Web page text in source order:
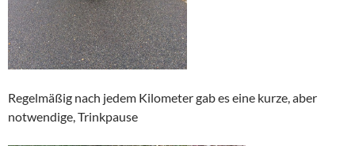
Regelmäßig nach jedem Kilometer gab es eine kurze, aber
notwendige, Trinkpause